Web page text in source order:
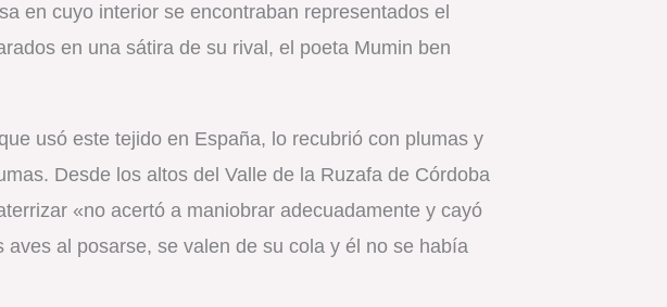
en cuyo interior se encontraban representados el
en una sátira de su rival, el poeta Mumin ben
usó este tejido en España, lo recubrió con plumas y
Desde los altos del Valle de la Ruzafa de Córdoba
«no acertó a maniobrar adecuadamente y cayó
al posarse, se valen de su cola y él no se había